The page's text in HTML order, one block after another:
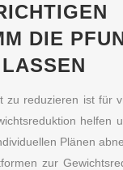
DIE
zu reduzieren ist für
helfen
Plänen
zur